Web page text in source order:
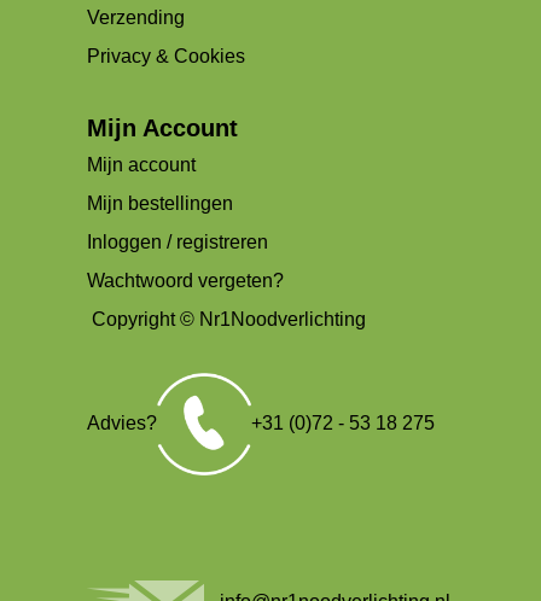
Verzending
Privacy & Cookies
Mijn Account
Mijn account
Mijn bestellingen
Inloggen / registreren
Wachtwoord vergeten?
Copyright © Nr1Noodverlichting
Advies? +31 (0)72 - 53 18 275